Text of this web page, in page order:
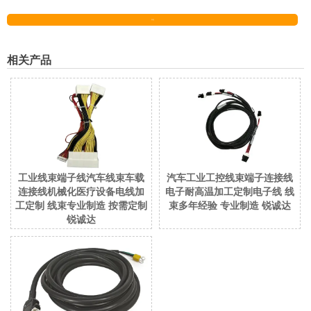
相关产品
工业线束端子线汽车线束车载
连接线机械化医疗设备电线加
工定制 线束专业制造 按需定制
锐诚达
汽车工业工控线束端子连接线
电子耐高温加工定制电子线 线
束多年经验 专业制造 锐诚达